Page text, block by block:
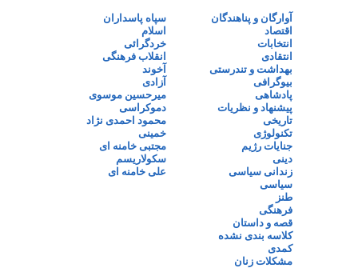
آوارگان و پناهندگان
اقتصاد
انتخابات
انتقادی
بهداشت و تندرستی
بیوگرافی
پادشاهی
پیشنهاد و نظریات
تاریخی
تکنولوژی
جنایات رژیم
دینی
زندانی سیاسی
سیاسی
طنز
فرهنگی
قصه و داستان
کلاسه بندی نشده
کمدی
مشکلات زنان
سپاه پاسداران
اسلام
خردگرائی
انقلاب فرهنگی
آخوند
آزادی
میرحسین موسوی
دموکراسی
محمود احمدی نژاد
خمینی
مجتبی خامنه ای
سکولاریسم
علی خامنه ای